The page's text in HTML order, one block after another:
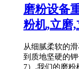
磨粉设备
粉机,立磨,
从细腻柔软的
到质地坚硬的
7）,我们的磨粉